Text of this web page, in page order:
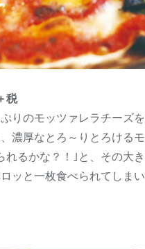
税
りのモッツァレラチーズ
濃厚なとろ～りとろける
れるかな？！｣と、その大
ッと一枚食べられてしまい